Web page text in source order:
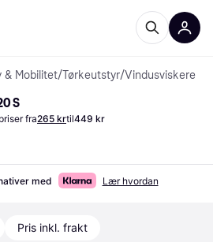
& Mobilitet/Tørkeutstyr/Vindusviskere
S
fra265 krtil449 kr
med Lær hvordan
Pris inkl. frakt